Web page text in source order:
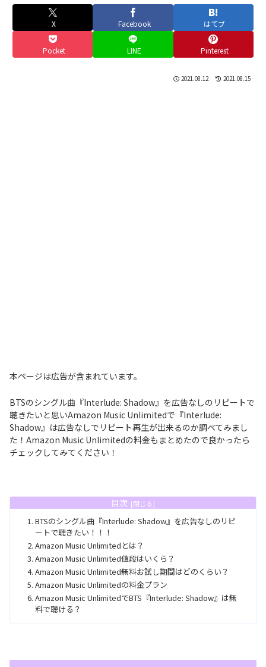
X Facebook はてブ
Pocket LINE Pinterest
2021.08.12 2021.08.15
本ページは広告が含まれています。
BTSのシングル曲『Interlude: Shadow』を広告なしのリピートで
聴きたいと思いAmazon Music Unlimitedで『Interlude:
Shadow』は広告なしでリピート再生が出来るのか調べてみまし
た！Amazon Music Unlimitedの料金もまとめたので良かったら
チェックしてみてください！
目次
BTSのシングル曲『Interlude: Shadow』を広告なしのリピ
ートで聴きたい！！！
Amazon Music Unlimitedとは？
Amazon Music Unlimited値段はいくら？
Amazon Music Unlimited無料お試し期間はどのくらい？
Amazon Music Unlimitedの料金プラン
Amazon Music UnlimitedでBTS『Interlude: Shadow』は無
料で聴ける？